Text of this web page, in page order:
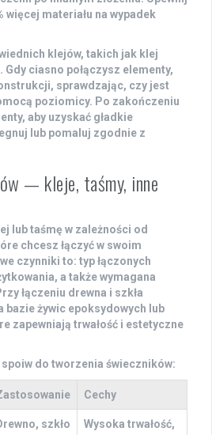
więcej materiału na wypadek
klejów, takich jak klej
ciasno połączysz elementy,
sprawdzając, czy jest
poziomicy. Po zakończeniu
aby uzyskać gładkie
lub pomaluj zgodnie z
— kleje, taśmy, inne
lub taśmę w zależności od
chcesz łączyć w swoim
czynniki to: typ łączonych
a także wymagana
łączeniu drewna i szkła
bazie żywic epoksydowych lub
zapewniają trwałość i estetyczne
do tworzenia świeczników:
Cechy
szkło
Wysoka trwałość,